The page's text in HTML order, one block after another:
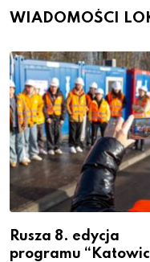
WIADOMOŚCI
Rusza 8. edycja
programu